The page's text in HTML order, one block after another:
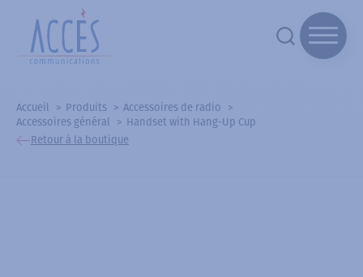
Accueil Produits
Accessoires de radio
Accessoires général
Handset with Hang-Up Cup
Retour à la boutique